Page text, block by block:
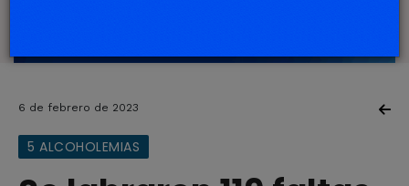
6 de febrero de 2023
5 ALCOHOLEMIAS